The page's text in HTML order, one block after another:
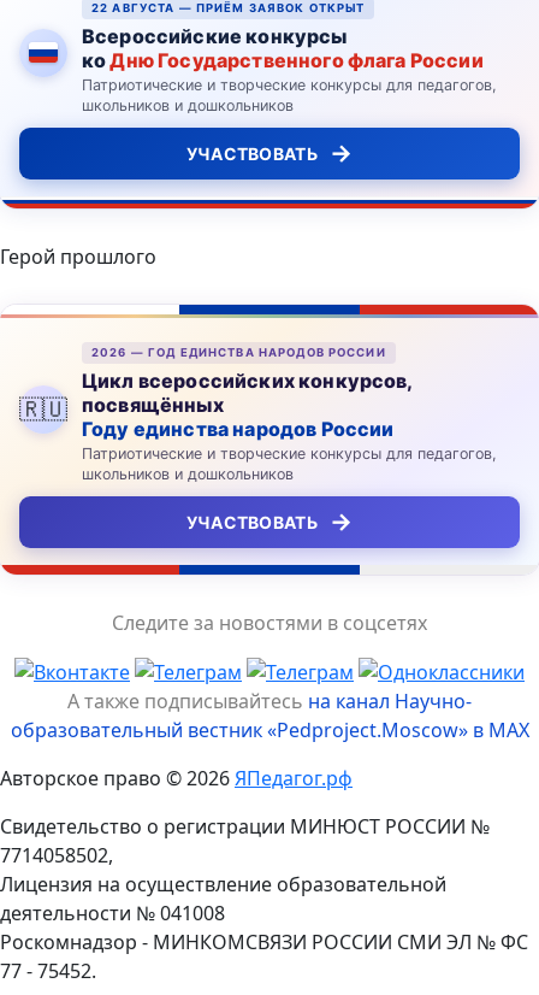
22 АВГУСТА — ПРИЁМ ЗАЯВОК ОТКРЫТ
Всероссийские конкурсы
коДню Государственного флага России
Патриотические и творческие конкурсы для педагогов,
школьников и дошкольников
УЧАСТВОВАТЬ →
Герой прошлого
🇷🇺
2026 — ГОД ЕДИНСТВА НАРОДОВ РОССИИ
Цикл всероссийских конкурсов,
посвящённых
Году единства народов России
Патриотические и творческие конкурсы для педагогов,
школьников и дошкольников
УЧАСТВОВАТЬ →
Следите за новостями в соцсетях
А также подписывайтесь на канал Научно-
образовательный вестник «Pedproject.Moscow» в MAX
Авторское право © 2026ЯПедагог.рф
Свидетельство о регистрации МИНЮСТ РОССИИ №
7714058502,
Лицензия на осуществление образовательной
деятельности № 041008
Роскомнадзор - МИНКОМСВЯЗИ РОССИИ СМИ ЭЛ № ФС
77 - 75452.